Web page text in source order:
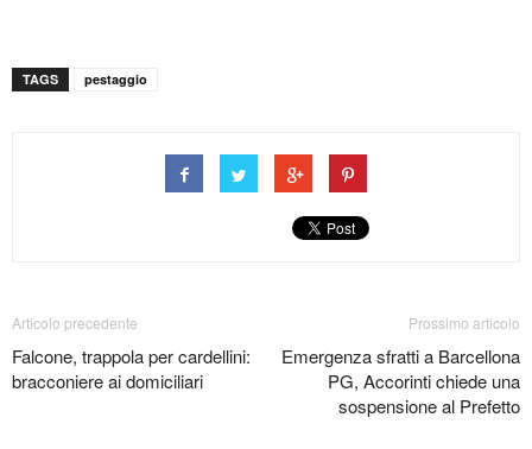
TAGS pestaggio
Articolo precedente
Falcone, trappola per cardellini:
bracconiere ai domiciliari
Prossimo articolo
Emergenza sfratti a Barcellona
PG, Accorinti chiede una
sospensione al Prefetto